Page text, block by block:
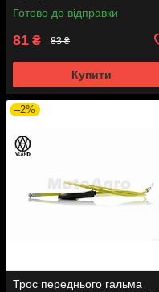
Готово до відправки
81 ₴ 83 ₴
Купити
–2%
Трос переднього гальма